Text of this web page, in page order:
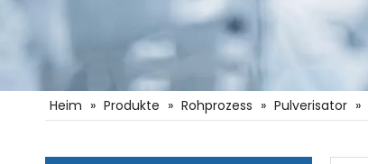
Heim » Produkte » Rohprozess » Pulverisator »